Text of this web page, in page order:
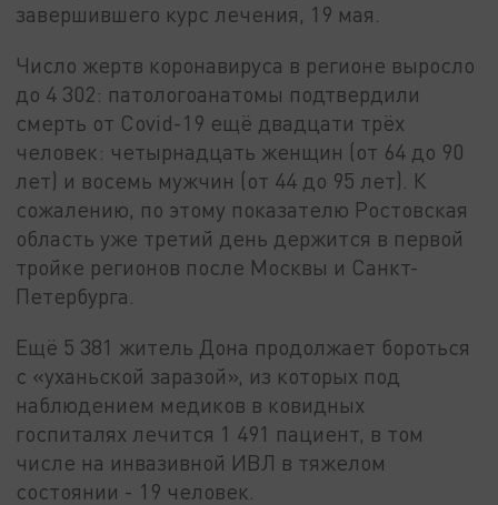
завершившего курс лечения, 19 мая.
Число жертв коронавируса в регионе выросло
до 4 302: патологоанатомы подтвердили
смерть от Covid-19 ещё двадцати трёх
человек: четырнадцать женщин (от 64 до 90
лет) и восемь мужчин (от 44 до 95 лет). К
сожалению, по этому показателю Ростовская
область уже третий день держится в первой
тройке регионов после Москвы и Санкт-
Петербурга.
Ещё 5 381 житель Дона продолжает бороться
с «уханьской заразой», из которых под
наблюдением медиков в ковидных
госпиталях лечится 1 491 пациент, в том
числе на инвазивной ИВЛ в тяжелом
состоянии - 19 человек.